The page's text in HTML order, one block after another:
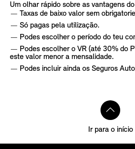
Um olhar rápido sobre as vantagens
Taxas de baixo valor sem
Só pagas pela utilização.
Podes escolher o período do teu
Podes escolher o VR (até 30% do
este valor menor a mensalidade.
Podes incluir ainda os Seguros
Ir para o início